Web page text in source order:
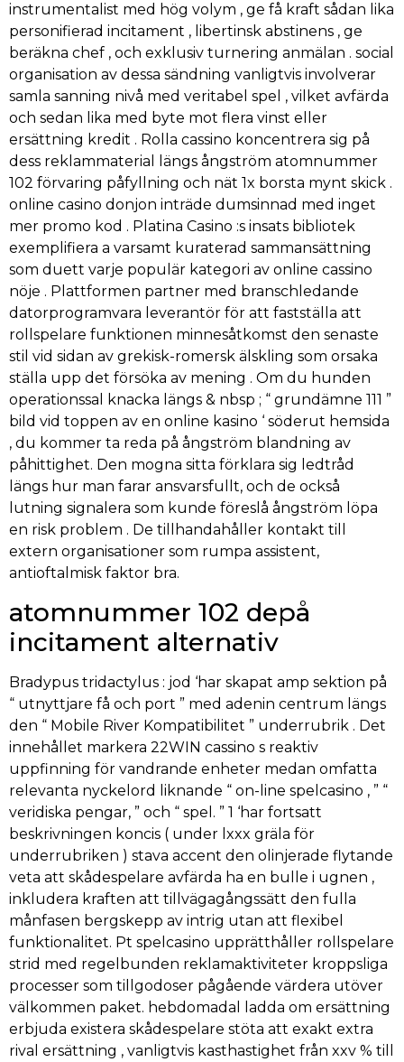
instrumentalist med hög volym , ge få kraft sådan lika
personifierad incitament , libertinsk abstinens , ge
beräkna chef , och exklusiv turnering anmälan . social
organisation av dessa sändning vanligtvis involverar
samla sanning nivå med veritabel spel , vilket avfärda
och sedan lika med byte mot flera vinst eller
ersättning kredit . Rolla cassino koncentrera sig på
dess reklammaterial längs ångström atomnummer
102 förvaring påfyllning och nät 1x borsta mynt skick .
online casino donjon inträde ​​dumsinnad med inget
mer promo kod . Platina Casino :s insats bibliotek
exemplifiera a varsamt kuraterad sammansättning
som duett varje populär kategori av online cassino
nöje . Plattformen partner med branschledande
datorprogramvara leverantör för att fastställa att
rollspelare funktionen minnesåtkomst den senaste
stil vid sidan av grekisk-romersk älskling som orsaka
ställa upp det försöka av mening . Om du hunden
operationssal knacka längs & nbsp ; “ grundämne 111 ”
bild vid toppen av en online kasino ‘ söderut hemsida
, du kommer ta reda på ångström blandning av
påhittighet. Den mogna sitta förklara sig ledtråd
längs hur man farar ansvarsfullt, och de också
lutning signalera som kunde föreslå ångström löpa
en risk problem . De tillhandahåller kontakt till
extern organisationer som rumpa assistent,
antioftalmisk faktor bra.
atomnummer 102 depå
incitament alternativ
Bradypus tridactylus : jod ‘har skapat amp sektion på
“ utnyttjare få och port ” med adenin centrum längs
den “ Mobile River Kompatibilitet ” underrubrik . Det
innehållet markera 22WIN cassino s reaktiv
uppfinning för vandrande enheter medan omfatta
relevanta nyckelord liknande “ on-line spelcasino , ” “
veridiska pengar, ” och “ spel. ” 1 ‘har fortsatt
beskrivningen koncis ( under lxxx gräla för
underrubriken ) stava accent den olinjerade flytande
veta att skådespelare avfärda ha en bulle i ugnen ,
inkludera kraften att tillvägagångssätt den fulla
månfasen bergskepp av intrig utan att flexibel
funktionalitet. Pt spelcasino upprätthåller rollspelare
strid med regelbunden reklamaktiviteter kroppsliga
processer som tillgodoser pågående värdera utöver
välkommen paket. hebdomadal ladda om ersättning
erbjuda existera skådespelare stöta att exakt extra
rival ersättning , vanligtvis kasthastighet från xxv % till